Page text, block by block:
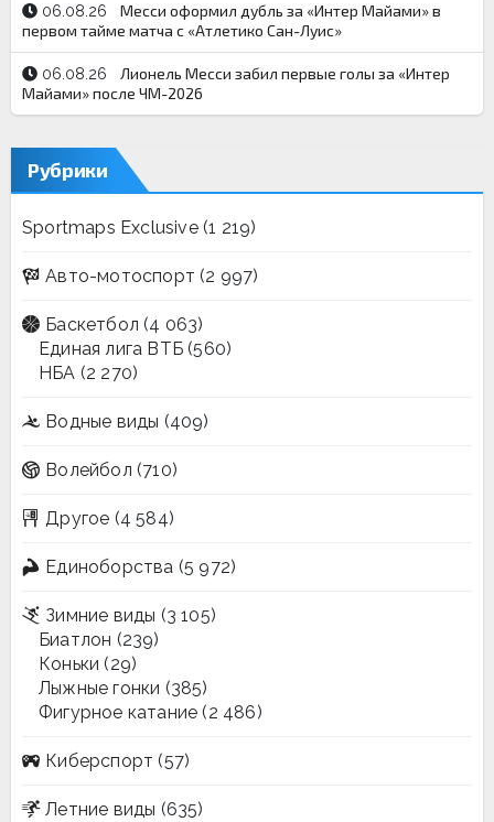
06.08.26
Месси оформил дубль за «Интер Майами» в
первом тайме матча с «Атлетико Сан-Луис»
06.08.26
Лионель Месси забил первые голы за «Интер
Майами» после ЧМ-2026
Рубрики
Sportmaps Exclusive(1 219)
Авто-мотоспорт (2 997)
Баскетбол (4 063)
Единая лига ВТБ (560)
НБА (2 270)
Водные виды (409)
Волейбол (710)
Другое (4 584)
Единоборства (5 972)
Зимние виды (3 105)
Биатлон (239)
Коньки (29)
Лыжные гонки (385)
Фигурное катание (2 486)
Киберспорт (57)
Летние виды (635)